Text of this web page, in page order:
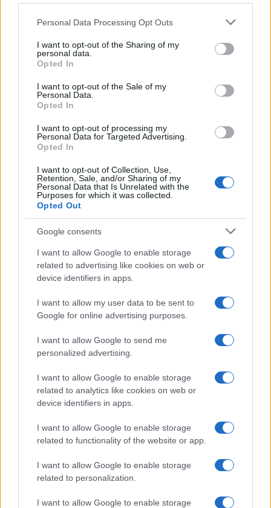
Please note that this website/app uses one or more Google
not limited to your visit or usage behaviour. You may click to
grant or deny consent to Google and its third-party tags to
use your data for below specified purposes in below Google
consent section.
Personal Data Processing Opt Outs
I want to opt-out of the Sharing of my
personal data.
Opted In
I want to opt-out of the Sale of my
Personal Data.
Opted In
I want to opt-out of processing my
Personal Data for Targeted Advertising.
Opted In
I want to opt-out of Collection, Use,
Retention, Sale, and/or Sharing of my
Personal Data that Is Unrelated with the
Purposes for which it was collected.
Opted Out
Google consents
I want to allow Google to enable storage
related to advertising like cookies on web or
device identifiers in apps.
I want to allow my user data to be sent to
Google for online advertising purposes.
I want to allow Google to send me
personalized advertising.
I want to allow Google to enable storage
related to analytics like cookies on web or
device identifiers in apps.
I want to allow Google to enable storage
related to functionality of the website or app.
I want to allow Google to enable storage
related to personalization.
I want to allow Google to enable storage
7+1 meglepő dolog, amit nem tudott
Cserháti Tamaráról